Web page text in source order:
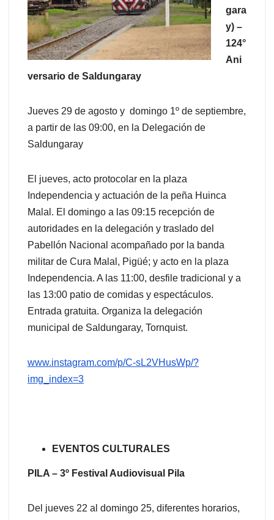
gara
y) –
124°
Ani
versario de Saldungaray
Jueves 29 de agosto y domingo 1º de septiembre,
a partir de las 09:00, en la Delegación de
Saldungaray
El jueves, acto protocolar en la plaza
Independencia y actuación de la peña Huinca
Malal. El domingo a las 09:15 recepción de
autoridades en la delegación y traslado del
Pabellón Nacional acompañado por la banda
militar de Cura Malal, Pigüé; y acto en la plaza
Independencia. A las 11:00, desfile tradicional y a
las 13:00 patio de comidas y espectáculos.
Entrada gratuita. Organiza la delegación
municipal de Saldungaray, Tornquist.
www.instagram.com/p/C-sL2VHusWp/?
img_index=3
EVENTOS CULTURALES
PILA – 3º Festival Audiovisual Pila
Del jueves 22 al domingo 25, diferentes horarios,